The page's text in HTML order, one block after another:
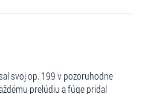
svoj op. 199 v pozoruhodne
prelúdiu a fúge pridal